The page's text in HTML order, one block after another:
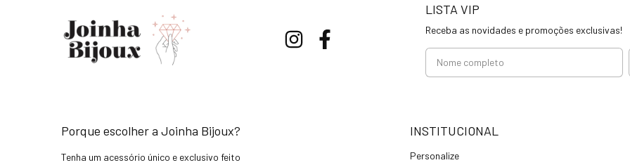
LISTA VIP
Receba as novidades e promoções exclusivas!
Porque escolher a Joinha Bijoux?
Tenha um acessório único e exclusivo feito
INSTITUCIONAL
Personalize